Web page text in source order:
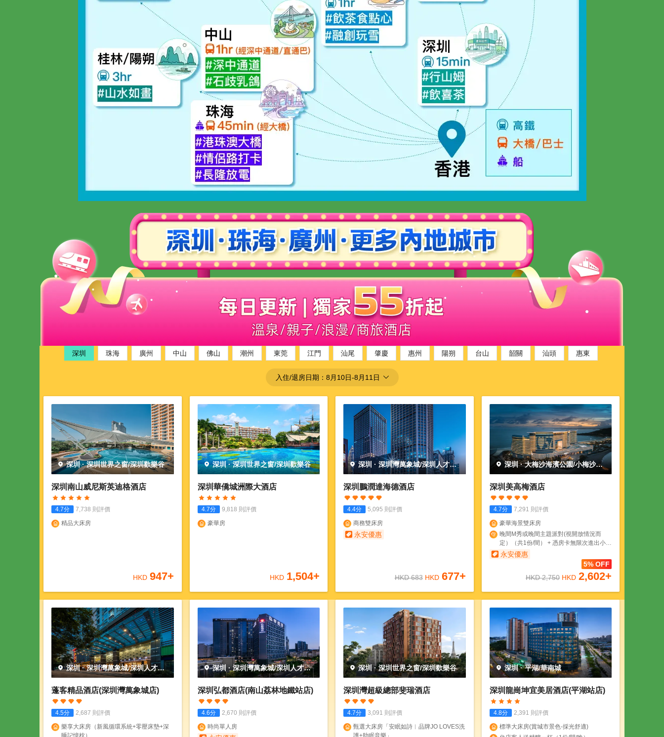
深圳 珠海 廣州 中山 佛山 潮州 東莞 江門 汕尾 肇慶 惠州 陽朔 台山 韶關 汕頭 惠東
入住/退房日期： 8月10日-8月11日
深圳·深圳世界之窗/深圳歡樂谷
深圳南山威尼斯英迪格酒店
4.7分 7,738 則評價
精品大床房
HKD 947+
深圳·深圳世界之窗/深圳歡樂谷
深圳華僑城洲際大酒店
4.7分 9,818 則評價
豪華房
HKD 1,504+
深圳 · 深圳灣萬象城/深圳人才公
園
深圳鵬潤達海德酒店
4.4分 5,095 則評價
商務雙床房
永安優惠
HKD683 HKD 677+
深圳·大梅沙海濱公園/小梅沙海
濱樂園
深圳美高梅酒店
4.7分 7,291 則評價
豪華海景雙床房
晚間M秀或晚間主題派對(視開放情況而
定）（共1份/間） + 憑房卡無限次進出小梅
沙海濱樂園（1份/間/晚） + 安漫旅拍 專業
旅拍（共1份/間）
永安優惠
5% OFF
HKD2,750 HKD 2,602+
深圳·深圳灣萬象城/深圳人才公
園
蓬客精品酒店(深圳灣萬象城店)
4.5分 2,687 則評價
樂享大床房（新風循環系統+零壓床墊+深
睡記憶枕）
深圳·深圳灣萬象城/深圳人才公
園
深圳弘都酒店(南山荔林地鐵站店)
4.6分 2,670 則評價
時尚單人房
深圳·深圳世界之窗/深圳歡樂谷
深圳灣超級總部斐瑞酒店
4.7分 3,091 則評價
甄選大床房「安眠如詩︱品牌JO LOVES洗
護+助眠音樂」
深圳·平湖/華南城
深圳龍崗坤宜美居酒店(平湖站店)
4.8分 2,391 則評價
標準大床房(賞城市景色-採光舒適)